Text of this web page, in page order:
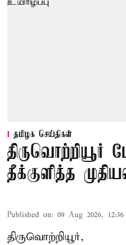
தமிழக செய்திகள்
தீக்குளித்த
Published on: 09 Aug 2026,
திருவொற்றியூர்,